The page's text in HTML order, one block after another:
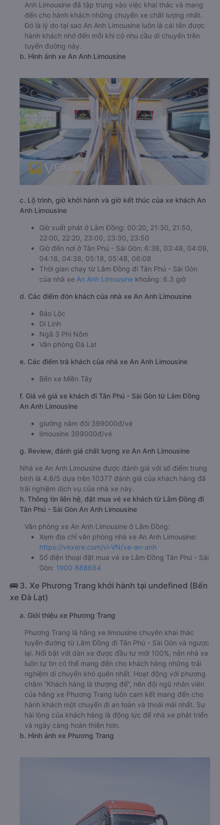
Anh Limousine đã tập trung vào việc khai thác và mang
đến cho hành khách những chuyến xe chất lượng nhất.
Đó là lý do tại sao An Anh Limousine luôn là cái tên được
hành khách nhớ đến mỗi khi có nhu cầu di chuyển trên
tuyến đường này.
b. Hình ảnh xe An Anh Limousine
c. Lộ trình, giờ khởi hành và giờ kết thúc của xe khách An
Anh Limousine
Giờ xuất phát ở Lâm Đồng: 00:20, 21:30, 21:50,
22:00, 22:20, 23:00, 23:30, 23:50
Giờ đến nơi ở Tân Phú - Sài Gòn: 6:38, 03:48, 04:08,
04:18, 04:38, 05:18, 05:48, 06:08
Thời gian chạy từ Lâm Đồng đi Tân Phú - Sài Gòn
của nhà xe An Anh Limousine khoảng: 6.3 giờ
d. Các điểm đón khách của nhà xe An Anh Limousine
Bảo Lộc
Di Linh
Ngã 3 Phi Nôm
Văn phòng Đà Lạt
e. Các điểm trả khách của nhà xe An Anh Limousine
Bến xe Miền Tây
f. Giá vé giá xe khách đi Tân Phú - Sài Gòn từ Lâm Đồng
An Anh Limousine
giường nằm đôi 399000đ/vé
limousine 399000đ/vé
g. Review, đánh giá chất lượng xe An Anh Limousine
Nhà xe An Anh Limousine được đánh giá với số điểm trung
bình là 4.8/5 dựa trên 10377 đánh giá của khách hàng đã
trải nghiệm dịch vụ của nhà xe này.
h. Thông tin liên hệ, đặt mua vé xe khách từ Lâm Đồng đi
Tân Phú - Sài Gòn An Anh Limousine
Văn phòng xe An Anh Limousine ở Lâm Đồng:
Xem địa chỉ văn phòng nhà xe An Anh Limousine:
https://vexere.com/vi-VN/xe-an-anh
Số điện thoại đặt mua vé xe Lâm Đồng Tân Phú - Sài
Gòn: 1900 888684
🚌 3. Xe Phương Trang khởi hành tại undefined (Bến
xe Đà Lạt)
a. Giới thiệu xe Phương Trang
Phương Trang là hãng xe limousine chuyên khai thác
tuyến đường từ Lâm Đồng đi Tân Phú - Sài Gòn và ngược
lại. Nổi bật với dàn xe được đầu tư mới 100%, nên nhà xe
luôn tự tin có thể mang đến cho khách hàng những trải
nghiệm di chuyển khó quên nhất. Hoạt động với phương
châm “Khách hàng là thượng đế”, nên đội ngũ nhân viên
của hãng xe Phương Trang luôn cam kết mang đến cho
hành khách một chuyến đi an toàn và thoải mái nhất. Sự
hài lòng của khách hàng là động lực để nhà xe phát triển
và ngày càng hoàn thiện hơn.
b. Hình ảnh xe Phương Trang